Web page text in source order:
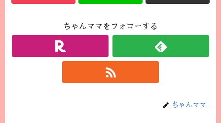
ちゃんママをフォローする
ちゃんママ